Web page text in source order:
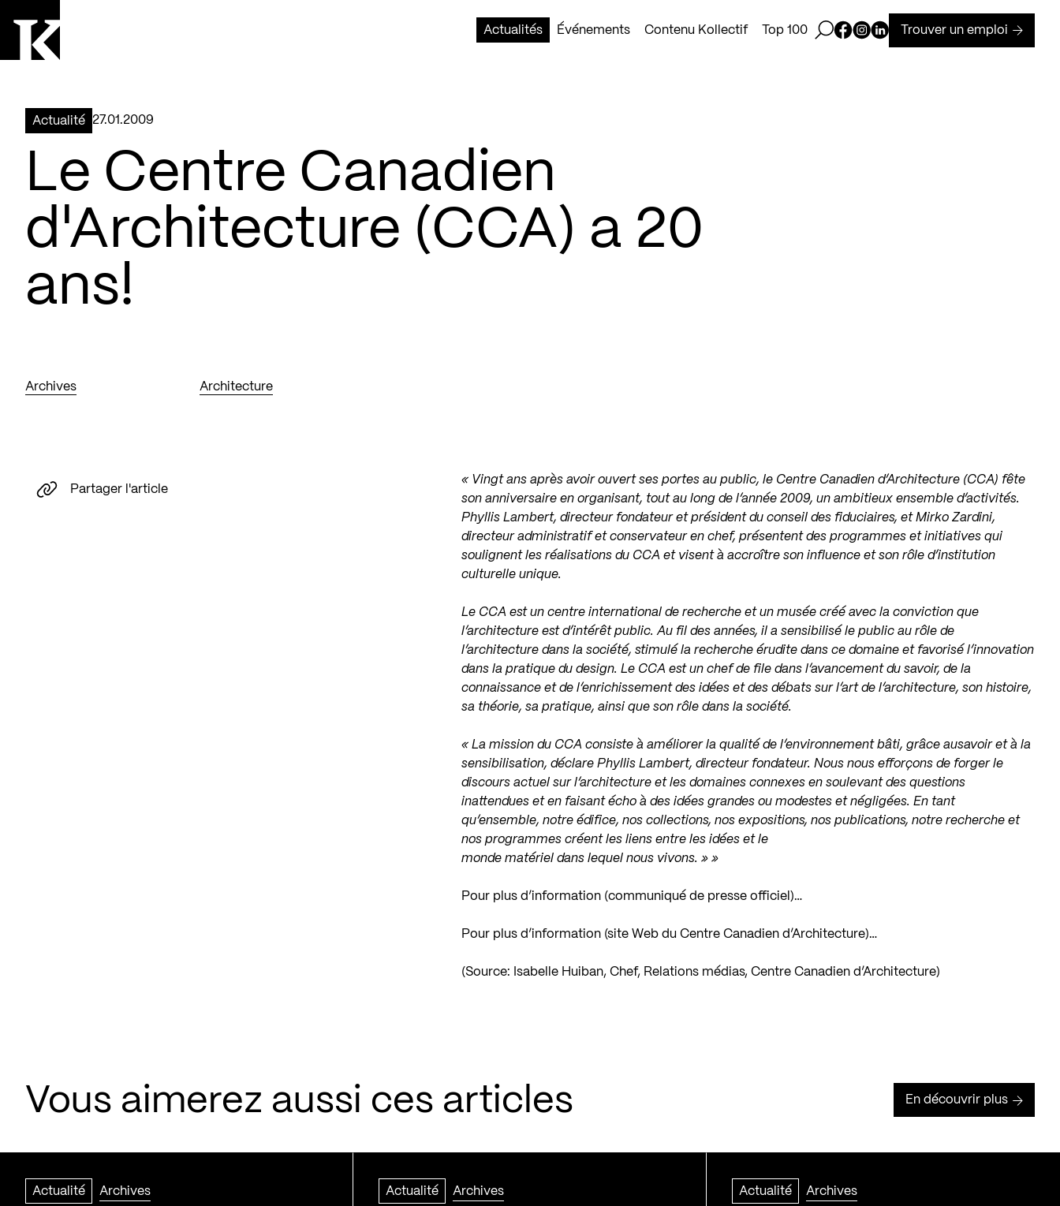
Actualités
Événements Contenu Kollectif Top 100 Ouvrir la barre de recherche
Page Facebook de Kollectif
Page Instagram de Kollectif
Page Linkedin de Kollectif
Trouver un emploi
Actualité 27.01.2009
Le Centre Canadien
d'Architecture (CCA) a 20
ans!
Archives Architecture
« Vingt ans après avoir ouvert ses portes au public, le Centre Canadien d’Architecture (CCA) fête
son anniversaire en organisant, tout au long de l’année 2009, un ambitieux ensemble d’activités.
Phyllis Lambert, directeur fondateur et président du conseil des fiduciaires, et Mirko Zardini,
directeur administratif et conservateur en chef, présentent des programmes et initiatives qui
soulignent les réalisations du CCA et visent à accroître son influence et son rôle d’institution
culturelle unique.
Le CCA est un centre international de recherche et un musée créé avec la conviction que
l’architecture est d’intérêt public. Au fil des années, il a sensibilisé le public au rôle de
l’architecture dans la société, stimulé la recherche érudite dans ce domaine et favorisé l’innovation
dans la pratique du design. Le CCA est un chef de file dans l’avancement du savoir, de la
connaissance et de l’enrichissement des idées et des débats sur l’art de l’architecture, son histoire,
sa théorie, sa pratique, ainsi que son rôle dans la société.
« La mission du CCA consiste à améliorer la qualité de l’environnement bâti, grâce ausavoir et à la
sensibilisation, déclare Phyllis Lambert, directeur fondateur. Nous nous efforçons de forger le
discours actuel sur l’architecture et les domaines connexes en soulevant des questions
inattendues et en faisant écho à des idées grandes ou modestes et négligées. En tant
qu’ensemble, notre édifice, nos collections, nos expositions, nos publications, notre recherche et
nos programmes créent les liens entre les idées et le
monde matériel dans lequel nous vivons. » »
Pour plus d’information (communiqué de presse officiel)…
Pour plus d’information (site Web du Centre Canadien d’Architecture)…
(Source: Isabelle Huiban, Chef, Relations médias, Centre Canadien d’Architecture)
Partager l'article
Vous aimerez aussi ces articles En découvrir plus
Actualité Archives Actualité Archives Actualité Archives